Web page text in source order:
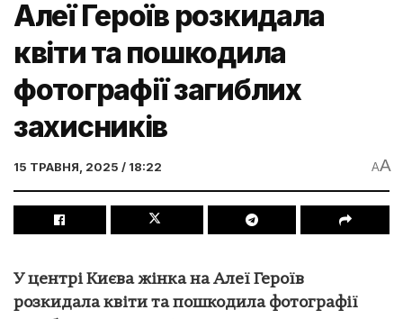
Алеї Героїв розкидала
квіти та пошкодила
фотографії загиблих
захисників
15 ТРАВНЯ, 2025 / 18:22 AA
У центрі Києва жінка на Алеї Героїв
розкидала квіти та пошкодила фотографії